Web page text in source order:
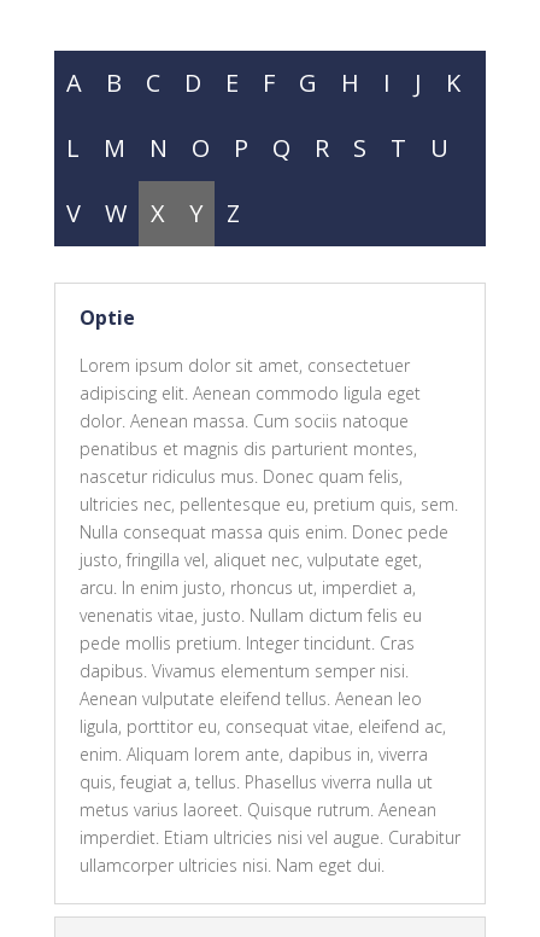
A B C D E F G H I J
K
L
M N O P Q R S T
U
V
W X Y Z
Optie
Lorem ipsum dolor sit amet, consectetuer
adipiscing elit. Aenean commodo ligula eget
dolor. Aenean massa. Cum sociis natoque
penatibus et magnis dis parturient montes,
nascetur ridiculus mus. Donec quam felis,
ultricies nec, pellentesque eu, pretium quis, sem.
Nulla consequat massa quis enim. Donec pede
justo, fringilla vel, aliquet nec, vulputate eget,
arcu. In enim justo, rhoncus ut, imperdiet a,
venenatis vitae, justo. Nullam dictum felis eu
pede mollis pretium. Integer tincidunt. Cras
dapibus. Vivamus elementum semper nisi.
Aenean vulputate eleifend tellus. Aenean leo
ligula, porttitor eu, consequat vitae, eleifend ac,
enim. Aliquam lorem ante, dapibus in, viverra
quis, feugiat a, tellus. Phasellus viverra nulla ut
metus varius laoreet. Quisque rutrum. Aenean
imperdiet. Etiam ultricies nisi vel augue. Curabitur
ullamcorper ultricies nisi. Nam eget dui.